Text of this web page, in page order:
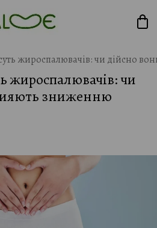
жироспалювачів: чи дійсно
жироспалювачів: чи
зниженню